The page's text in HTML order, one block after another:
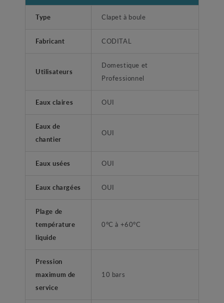
Type Clapet à boule
Fabricant CODITAL
Utilisateurs
Domestique et
Professionnel
Eaux claires OUI
Eaux de
chantier
OUI
Eaux usées OUI
Eaux chargées OUI
Plage de
température
liquide
0°C à +60°C
Pression
maximum de
service
10 bars